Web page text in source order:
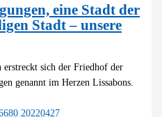
eine Stadt der
Stadt – unsere
erstreckt sich der Friedhof der
genannt im Herzen Lissabons.